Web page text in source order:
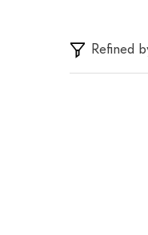
Refined